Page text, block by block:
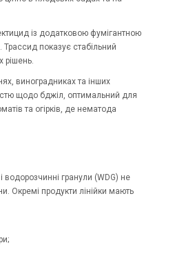
із додатковою фумігантною
Трассид показує стабільний
рішень.
виноградниках та інших
щодо бджіл, оптимальний для
та огірків, де нематода
водорозчинні гранули (WDG) не
Окремі продукти лінійки мають